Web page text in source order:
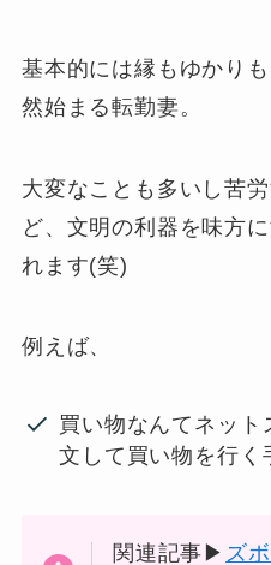
基本的には縁もゆかり
然始まる転勤妻。
大変なことも多いし苦
ど、文明の利器を味方
れます(笑)
例えば、
買い物なんてネット
文して買い物を行く
関連記事▶ ズ